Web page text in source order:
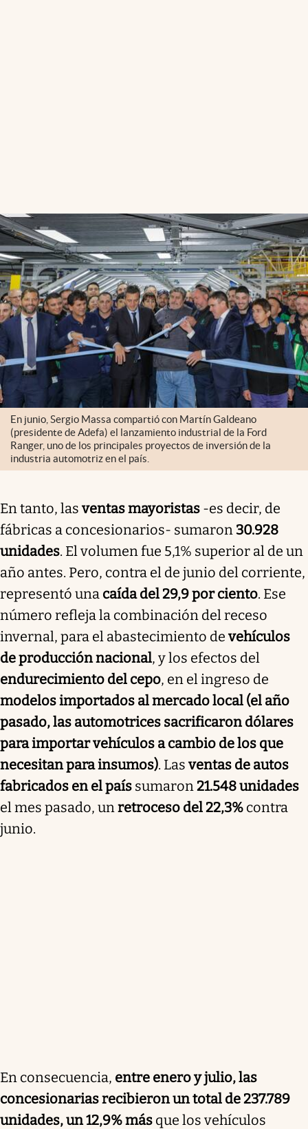
En junio, Sergio Massa compartió con Martín Galdeano
(presidente de Adefa) el lanzamiento industrial de la Ford
Ranger, uno de los principales proyectos de inversión de la
industria automotriz en el país.
En tanto, lasventas mayoristas -es decir, de
fábricas a concesionarios- sumaron 30.928
unidades. El volumen fue 5,1% superior al de un
año antes. Pero, contra el de junio del corriente,
representó una caída del 29,9 por ciento. Ese
número refleja la combinación del receso
invernal, para el abastecimiento devehículos
de producción nacional, y los efectos del
endurecimiento del cepo, en el ingreso de
modelos importados al mercado local (el año
pasado, las automotrices sacrificaron dólares
para importar vehículos a cambio de los que
necesitan para insumos). Lasventas de autos
fabricados en el país sumaron 21.548 unidades
el mes pasado, un retroceso del 22,3% contra
junio.
En consecuencia, entre enero y julio, las
concesionarias recibieron un total de 237.789
unidades, un 12,9% más que los vehículos